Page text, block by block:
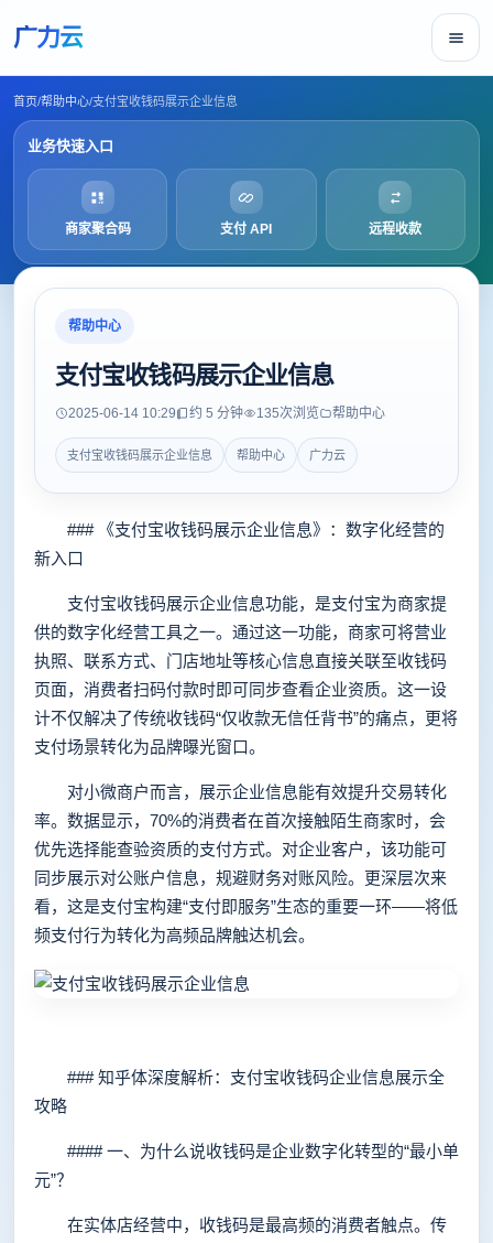
广力云
首页/帮助中心/支付宝收钱码展示企业信息
业务快速入口
商家聚合码 支付 API 远程收款
帮助中心
支付宝收钱码展示企业信息
2025-06-14 10:29 约 5 分钟 135次浏览 帮助中心
支付宝收钱码展示企业信息 帮助中心 广力云
### 《支付宝收钱码展示企业信息》：数字化经营的
新入口
支付宝收钱码展示企业信息功能，是支付宝为商家提
供的数字化经营工具之一。通过这一功能，商家可将营业
执照、联系方式、门店地址等核心信息直接关联至收钱码
页面，消费者扫码付款时即可同步查看企业资质。这一设
计不仅解决了传统收钱码“仅收款无信任背书”的痛点，更将
支付场景转化为品牌曝光窗口。
对小微商户而言，展示企业信息能有效提升交易转化
率。数据显示，70%的消费者在首次接触陌生商家时，会
优先选择能查验资质的支付方式。对企业客户，该功能可
同步展示对公账户信息，规避财务对账风险。更深层次来
看，这是支付宝构建“支付即服务”生态的重要一环——将低
频支付行为转化为高频品牌触达机会。
### 知乎体深度解析：支付宝收钱码企业信息展示全
攻略
#### 一、为什么说收钱码是企业数字化转型的“最小单
元”？
在实体店经营中，收钱码是最高频的消费者触点。传